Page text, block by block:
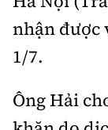
Đường sắt đô
Nhà thầu
Mời thầu -
Chung tay vì
Gương sáng
Lao động -
Điện ảnh
Âm nhạc
Bình luận
Hậu trường sao
360 độ thể thao
Công nghệ mới
Tư vấn
Thế giới
Hồ sơ tài liệu
Đi ++
nhận được
1/7.
Ông Hải